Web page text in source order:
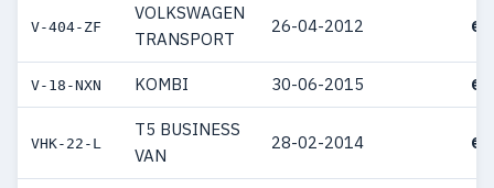
V-404-ZF
VOLKSWAGEN
TRANSPORT
26-04-2012 €
V-18-NXN KOMBI 30-06-2015 €
VHK-22-L
T5 BUSINESS
VAN
28-02-2014 €